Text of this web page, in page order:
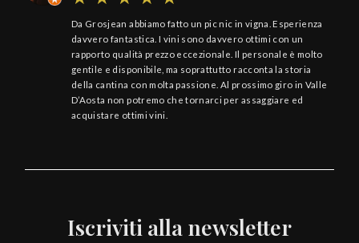
Da Grosjean abbiamo fatto un pic nic in vigna. Esperienza
davvero fantastica. I vini sono davvero ottimi con un
rapporto qualità prezzo eccezionale. Il personale è molto
gentile e disponibile, ma soprattutto racconta la storia
della cantina con molta passione. Al prossimo giro in Valle
D’Aosta non potremo che tornarci per assaggiare ed
acquistare ottimi vini.
Iscriviti alla newsletter